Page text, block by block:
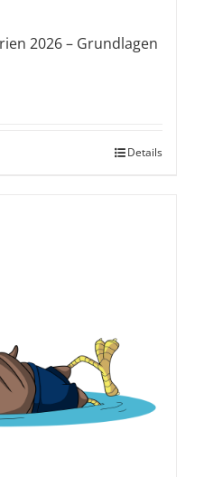
2026 – Grundlagen
Details